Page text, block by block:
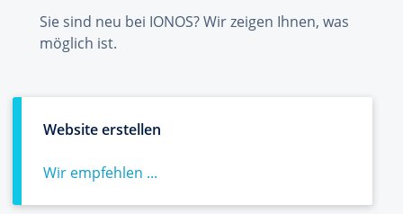
Sie sind neu bei IONOS? Wir zeigen Ihnen, was
möglich ist.
Website erstellen
Wir empfehlen ...